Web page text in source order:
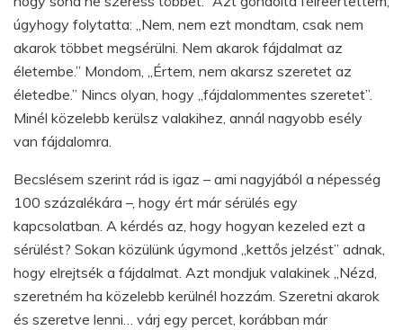
úgyhogy folytatta: „Nem, nem ezt mondtam, csak nem
akarok többet megsérülni. Nem akarok fájdalmat az
életembe.” Mondom, „Értem, nem akarsz szeretet az
életedbe.” Nincs olyan, hogy „fájdalommentes szeretet”.
Minél közelebb kerülsz valakihez, annál nagyobb esély
van fájdalomra.
Becslésem szerint rád is igaz – ami nagyjából a népesség
100 százalékára –, hogy ért már sérülés egy
kapcsolatban. A kérdés az, hogy hogyan kezeled ezt a
sérülést? Sokan közülünk úgymond „kettős jelzést” adnak,
hogy elrejtsék a fájdalmat. Azt mondjuk valakinek „Nézd,
szeretném ha közelebb kerülnél hozzám. Szeretni akarok
és szeretve lenni… várj egy percet, korábban már